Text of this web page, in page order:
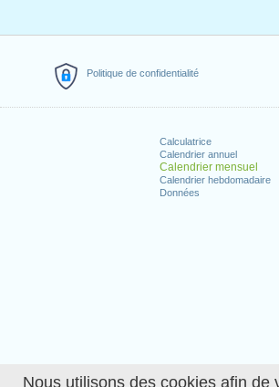
Nous utilisons des cookies afin de
Politique de confidentialité
Calculatrice
Calendrier annuel
Calendrier mensuel
Calendrier hebdomadaire
Données